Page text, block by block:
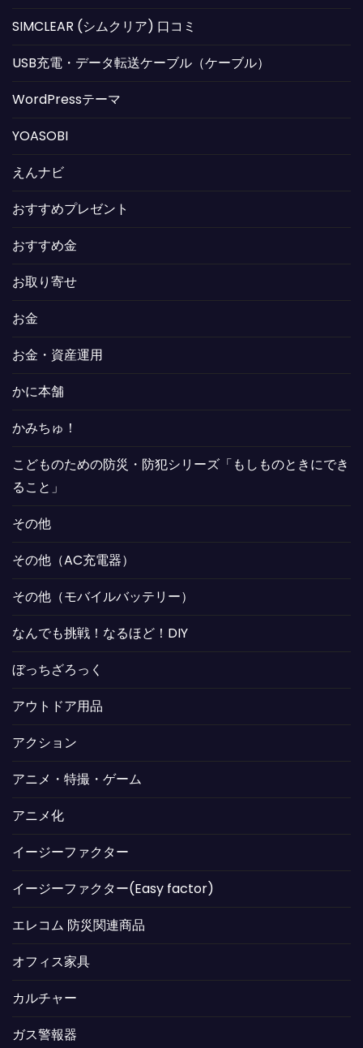
SIMCLEAR (シムクリア) 口コミ
USB充電・データ転送ケーブル（ケーブル）
WordPressテーマ
YOASOBI
えんナビ
おすすめプレゼント
おすすめ金
お取り寄せ
お金
お金・資産運用
かに本舗
かみちゅ！
こどものための防災・防犯シリーズ「もしものときにでき
ること」
その他
その他（AC充電器）
その他（モバイルバッテリー）
なんでも挑戦！なるほど！DIY
ぼっちざろっく
アウトドア用品
アクション
アニメ・特撮・ゲーム
アニメ化
イージーファクター
イージーファクター(Easy factor)
エレコム 防災関連商品
オフィス家具
カルチャー
ガス警報器